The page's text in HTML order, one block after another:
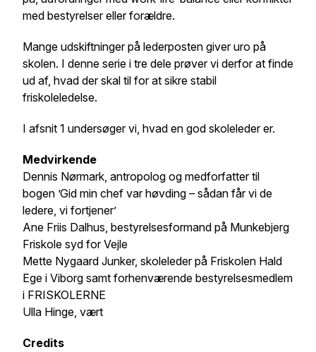
med bestyrelser eller forældre.
Mange udskiftninger på lederposten giver uro på
skolen. I denne serie i tre dele prøver vi derfor at finde
ud af, hvad der skal til for at sikre stabil
friskoleledelse.
I afsnit 1 undersøger vi, hvad en god skoleleder er.
Medvirkende
Dennis Nørmark, antropolog og medforfatter til
bogen ’Gid min chef var høvding – sådan får vi de
ledere, vi fortjener’
Ane Friis Dalhus, bestyrelsesformand på Munkebjerg
Friskole syd for Vejle
Mette Nygaard Junker, skoleleder på Friskolen Hald
Ege i Viborg samt forhenværende bestyrelsesmedlem
i FRISKOLERNE
Ulla Hinge, vært
Credits